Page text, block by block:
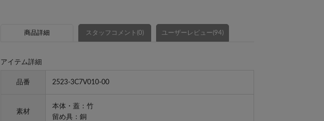
商品詳細 スタッフコメント(0) ユーザーレビュー(94)
アイテム詳細
品番 2523-3C7V010-00
素材
本体・蓋：竹
留め具：銅